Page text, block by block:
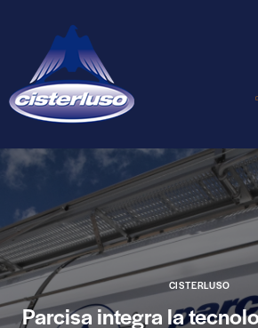
CISTERLUSO
Parcisa integra la